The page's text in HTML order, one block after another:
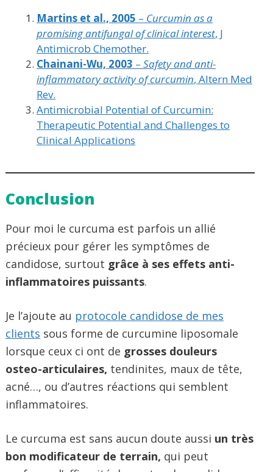
Martins et al., 2005 – Curcumin as a
promising antifungal of clinical interest, J
Antimicrob Chemother.
Chainani-Wu, 2003 – Safety and anti-
inflammatory activity of curcumin, Altern Med
Rev.
Antimicrobial Potential of Curcumin:
Therapeutic Potential and Challenges to
Clinical Applications
Conclusion
Pour moi le curcuma est parfois un allié
précieux pour gérer les symptômes de
candidose, surtout grâce à ses effets anti-
inflammatoires puissants.
Je l’ajoute au protocole candidose de mes
clients sous forme de curcumine liposomale
lorsque ceux ci ont de grosses douleurs
osteo-articulaires, tendinites, maux de tête,
acné…, ou d’autres réactions qui semblent
inflammatoires.
Le curcuma est sans aucun doute aussi un très
bon modificateur de terrain, qui peut